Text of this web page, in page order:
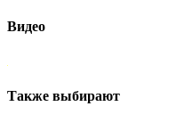
Видео
Также выбирают